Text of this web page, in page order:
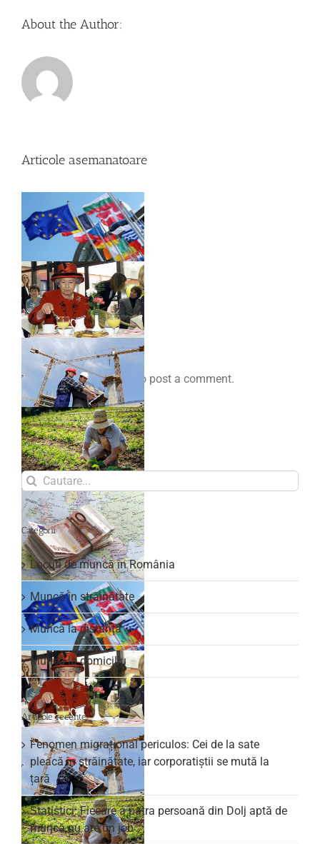
About the Author:
Articole asemanatoare
Comenteaza
You must belogged in to post a comment.
Search
for:
Categorii
Locuri de muncă în România
Muncă în străinătate
Muncă la distanță
Muncă la domiciliu
Articole recente
Fenomen migrațional periculos: Cei de la sate
pleacă în străinătate, iar corporatiștii se mută la
țară
Statistici: Fiecare a patra persoană din Dolj aptă de
muncă nu are un job